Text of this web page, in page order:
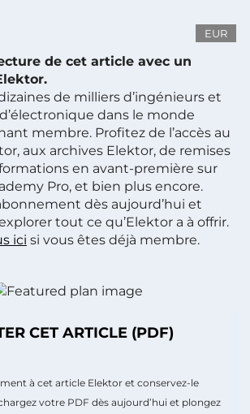
EUR
de cet article avec un
de milliers d’ingénieurs et
dans le monde
membre. Profitez de l’accès au
aux archives Elektor, de remises
en avant-première sur
Pro, et bien plus encore.
dès aujourd’hui et
tout ce qu’Elektor a à offrir.
ici si vous êtes déjà membre.
CET ARTICLE (PDF)
à cet article Elektor et conservez-le
votre PDF dès aujourd’hui et plongez